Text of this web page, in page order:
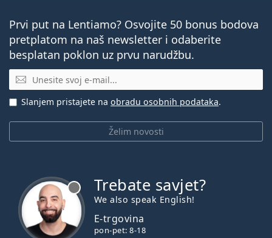
Prvi put na Lentiamo? Osvojite 50 bonus bodova
pretplatom na naš newsletter i odaberite
besplatan poklon uz prvu narudžbu.
E-mail
Želim novosti
Slanjem pristajete na obradu osobnih podataka.
Trebate savjet?
We also speak English!
E-trgovina
pon-pet: 8-18